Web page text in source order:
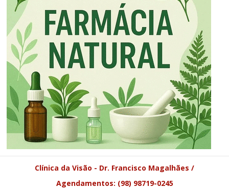
Clínica da Visão - Dr. Francisco Magalhães /
Agendamentos: (98) 98719-0245